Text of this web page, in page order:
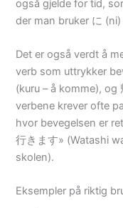
også gjelde for tid,
der man bruker に
Det er også verdt å
verb som uttrykker
(kuru – å komme), og
verbene krever ofte
hvor bevegelsen er
行きます» (Watashi
skolen).
Eksempler på riktig